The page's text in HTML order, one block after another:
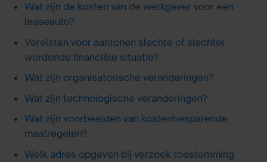
Wat zijn de kosten van de werkgever voor een
leaseauto?
Vereisten voor aantonen slechte of slechter
wordende financiële situatie?
Wat zijn organisatorische veranderingen?
Wat zijn technologische veranderingen?
Wat zijn voorbeelden van kostenbesparende
maatregelen?
Welk adres opgeven bij verzoek toestemming